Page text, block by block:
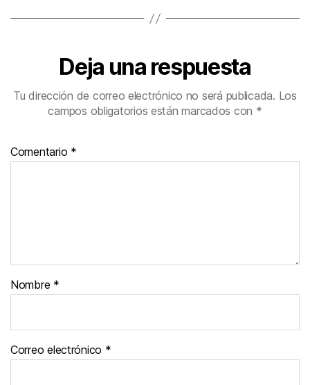
Deja una respuesta
Tu dirección de correo electrónico no será publicada. Los
campos obligatorios están marcados con *
Comentario *
Nombre *
Correo electrónico *